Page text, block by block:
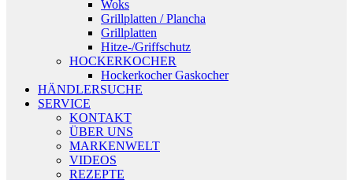
Woks
Grillplatten / Plancha
Grillplatten
Hitze-/Griffschutz
HOCKERKOCHER
Hockerkocher Gaskocher
HÄNDLERSUCHE
SERVICE
KONTAKT
ÜBER UNS
MARKENWELT
VIDEOS
REZEPTE